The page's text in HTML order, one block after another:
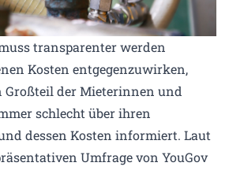
transparenter werden
Kosten entgegenzuwirken,
Großteil der Mieterinnen und
schlecht über ihren
dessen Kosten informiert. Laut
Umfrage von YouGov